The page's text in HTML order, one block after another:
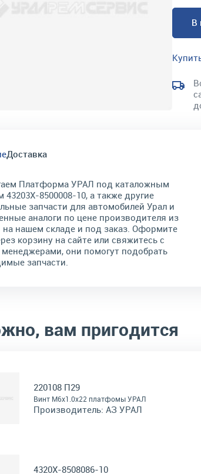
В
Доставка
Платформа УРАЛ под каталожным
43203Х-8500008-10, а также другие
запчасти для автомобилей Урал и
аналоги по цене производителя из
на нашем складе и под заказ. Оформите
корзину на сайте или свяжитесь с
они помогут подобрать
запчасти.
вам пригодится
220108 П29
Винт М6х1.0х22 платфомы УРАЛ
Производитель: АЗ УРАЛ
4320Х-8508086-10